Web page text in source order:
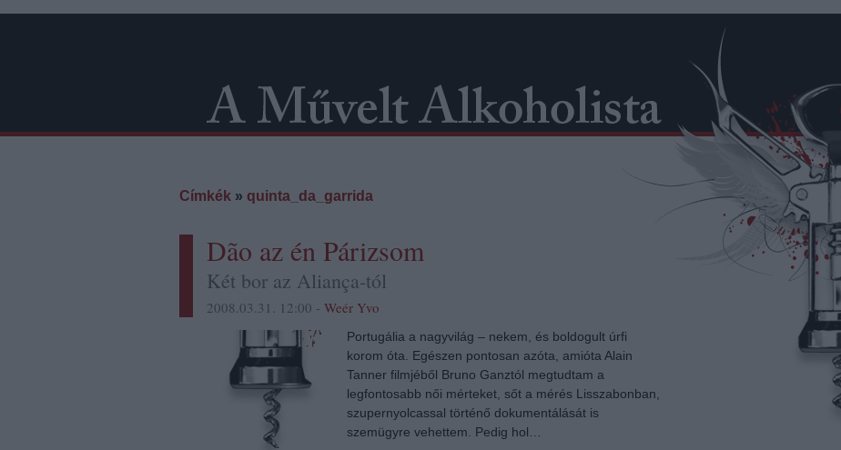
Címkék » quinta_da_garrida
Dão az én Párizsom
Két bor az Aliança-tól
2008.03.31. 12:00 - Weér Yvo
Portugália a nagyvilág – nekem, és boldogult úrfi
korom óta. Egészen pontosan azóta, amióta Alain
Tanner filmjéből Bruno Ganztól megtudtam a
legfontosabb női mérteket, sőt a mérés Lisszabonban,
szupernyolcassal történő dokumentálását is
szemügyre vehettem. Pedig hol…